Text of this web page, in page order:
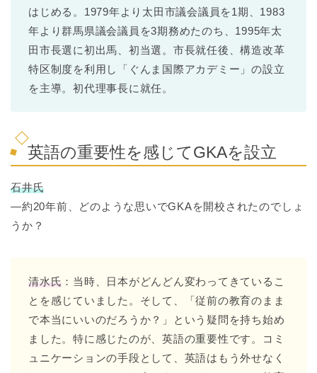
はじめる。1979年より太田市議会議員を1期、1983
年より群馬県議会議員を3期務めたのち、1995年太
田市長選に初出馬、初当選。市長就任後、構造改革
特区制度を利用し「ぐんま国際アカデミー」の設立
を主導。初代理事長に就任。
英語の重要性を感じてGKAを設立
石井氏
―約20年前、どのような思いでGKAを開校されたのでしょ
うか？
清水氏 ：当時、日本がどんどん変わってきているこ
とを感じていました。そして、「従前の教育のまま
で本当にいいのだろうか？」という疑問を持ち始め
ました。特に感じたのが、英語の重要性です。コミ
ュニケーションの手段として、英語はもう外せなく